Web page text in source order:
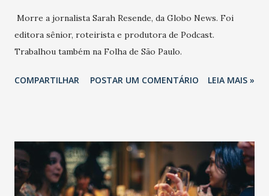
Morre a jornalista Sarah Resende, da Globo News. Foi
editora sênior, roteirista e produtora de Podcast.
Trabalhou também na Folha de São Paulo.
COMPARTILHAR POSTAR UM COMENTÁRIO LEIA MAIS »